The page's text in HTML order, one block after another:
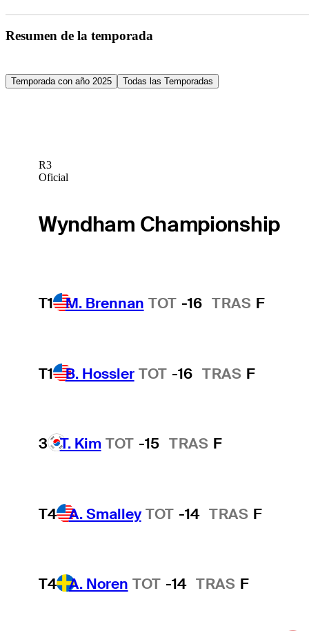
Resumen de la temporada
Temporada con año 2025 Todas las Temporadas
R3
Oficial
Wyndham Championship
T1 M. Brennan TOT -16 TRAS F
T1 B. Hossler TOT -16 TRAS F
3 T. Kim TOT -15 TRAS F
T4 A. Smalley TOT -14 TRAS F
T4 A. Noren TOT -14 TRAS F